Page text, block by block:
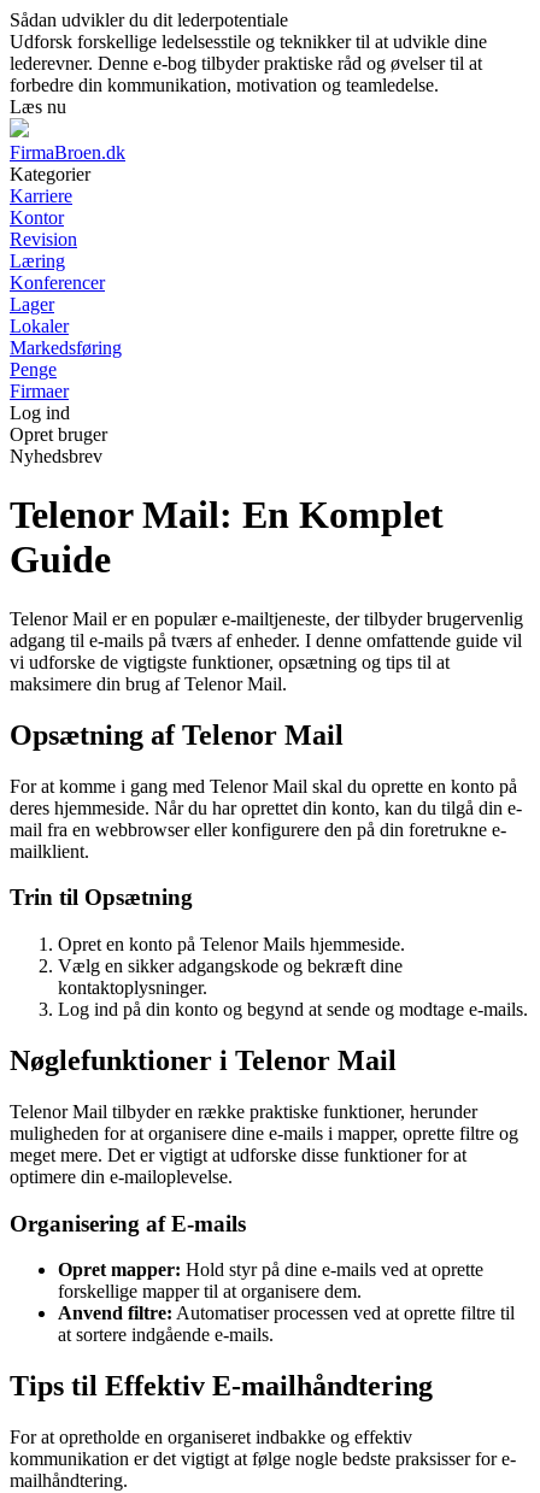
Sådan udvikler du dit lederpotentiale
Udforsk forskellige ledelsesstile og teknikker til at udvikle dine
lederevner. Denne e-bog tilbyder praktiske råd og øvelser til at
forbedre din kommunikation, motivation og teamledelse.
Læs nu
FirmaBroen.dk
Kategorier
Karriere
Kontor
Revision
Læring
Konferencer
Lager
Lokaler
Markedsføring
Penge
Firmaer
Log ind
Opret bruger
Nyhedsbrev
Telenor Mail: En Komplet
Guide
Telenor Mail er en populær e-mailtjeneste, der tilbyder brugervenlig
adgang til e-mails på tværs af enheder. I denne omfattende guide vil
vi udforske de vigtigste funktioner, opsætning og tips til at
maksimere din brug af Telenor Mail.
Opsætning af Telenor Mail
For at komme i gang med Telenor Mail skal du oprette en konto på
deres hjemmeside. Når du har oprettet din konto, kan du tilgå din e-
mail fra en webbrowser eller konfigurere den på din foretrukne e-
mailklient.
Trin til Opsætning
Opret en konto på Telenor Mails hjemmeside.
Vælg en sikker adgangskode og bekræft dine
kontaktoplysninger.
Log ind på din konto og begynd at sende og modtage e-mails.
Nøglefunktioner i Telenor Mail
Telenor Mail tilbyder en række praktiske funktioner, herunder
muligheden for at organisere dine e-mails i mapper, oprette filtre og
meget mere. Det er vigtigt at udforske disse funktioner for at
optimere din e-mailoplevelse.
Organisering af E-mails
Opret mapper: Hold styr på dine e-mails ved at oprette
forskellige mapper til at organisere dem.
Anvend filtre: Automatiser processen ved at oprette filtre til
at sortere indgående e-mails.
Tips til Effektiv E-mailhåndtering
For at opretholde en organiseret indbakke og effektiv
kommunikation er det vigtigt at følge nogle bedste praksisser for e-
mailhåndtering.